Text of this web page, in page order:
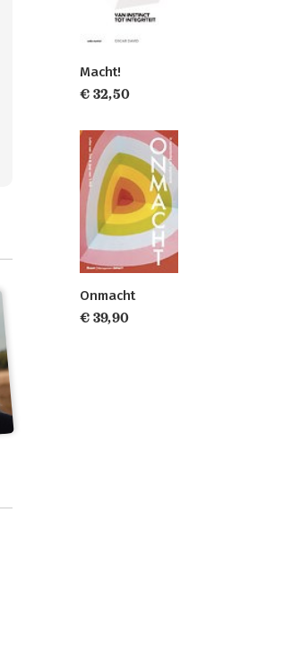
Macht!
€ 32,50
Onmacht
€ 39,90